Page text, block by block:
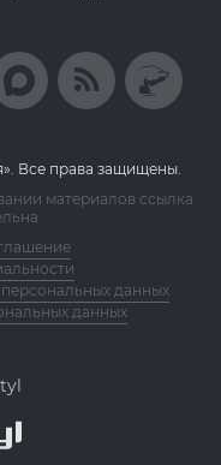
Все права защищены.
материалов ссылка
данных
данных